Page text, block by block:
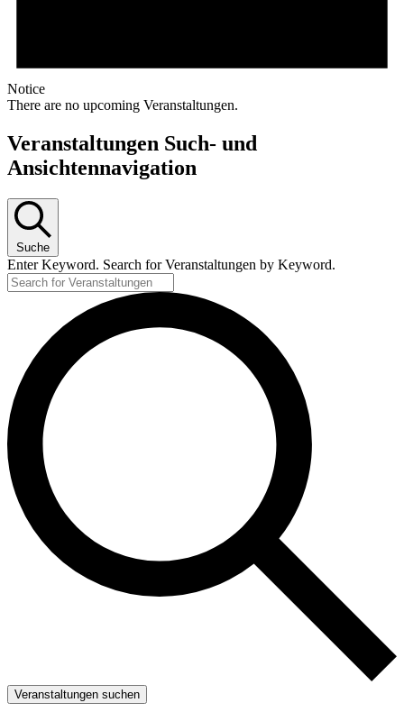
Notice
There are no upcoming Veranstaltungen.
Veranstaltungen Such- und
Ansichtennavigation
Suche
Enter Keyword. Search for Veranstaltungen by Keyword.
Veranstaltungen suchen